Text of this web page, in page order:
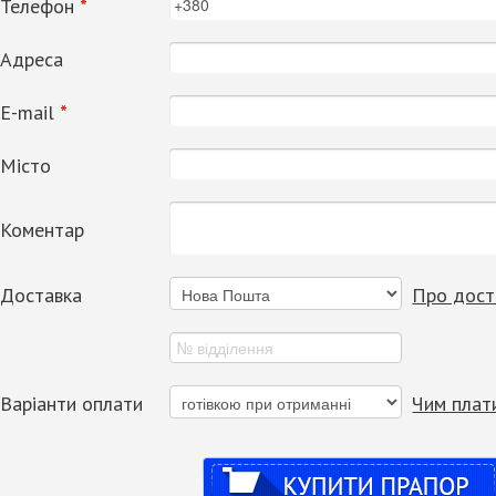
Телефон *
Адреса
Е-mail *
Місто
Коментар
Доставка Про
Варіанти оплати Чим
Купити